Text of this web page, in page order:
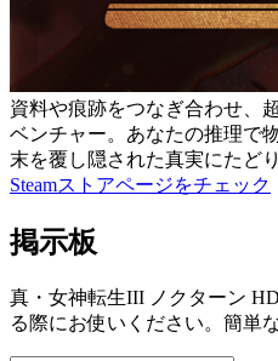
資料や痕跡をつなぎ合わせ、
ベンチャー。あなたの推理で
末を覆し隠された真実にたどり
Steamストアページをチェック
掲示板
真・女神転生III ノクターン
る際にお使いください。簡単